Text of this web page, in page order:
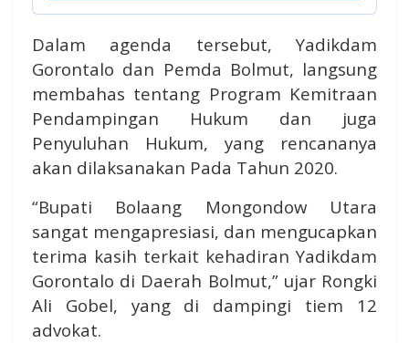
Dalam agenda tersebut, Yadikdam
Gorontalo dan Pemda Bolmut, langsung
membahas tentang Program Kemitraan
Pendampingan Hukum dan juga
Penyuluhan Hukum, yang rencananya
akan dilaksanakan Pada Tahun 2020.
“Bupati Bolaang Mongondow Utara
sangat mengapresiasi, dan mengucapkan
terima kasih terkait kehadiran Yadikdam
Gorontalo di Daerah Bolmut,” ujar Rongki
Ali Gobel, yang di dampingi tiem 12
advokat.